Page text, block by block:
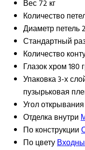
Вес72 кг
Количество
Диаметр петель
Стандартный
Количество
Глазокхром 180
Упаковка3-х
пузырьковая
Угол открывания
Отделка внутри
По конструкции
По цвету